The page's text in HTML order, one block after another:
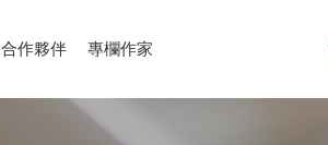
合作夥伴 專欄作家